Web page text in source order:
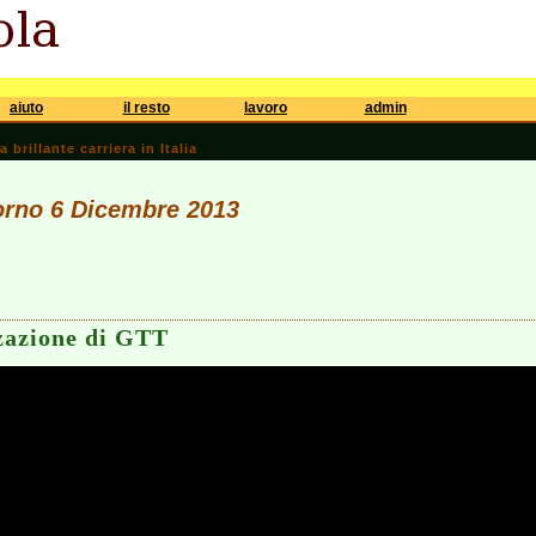
aiuto il resto lavoro admin
brillante carriera in Italia
6 Dicembre 2013
di GTT